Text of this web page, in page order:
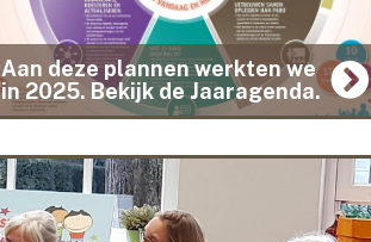
Aan deze plannen werkten we
in 2025. Bekijk de Jaaragenda.